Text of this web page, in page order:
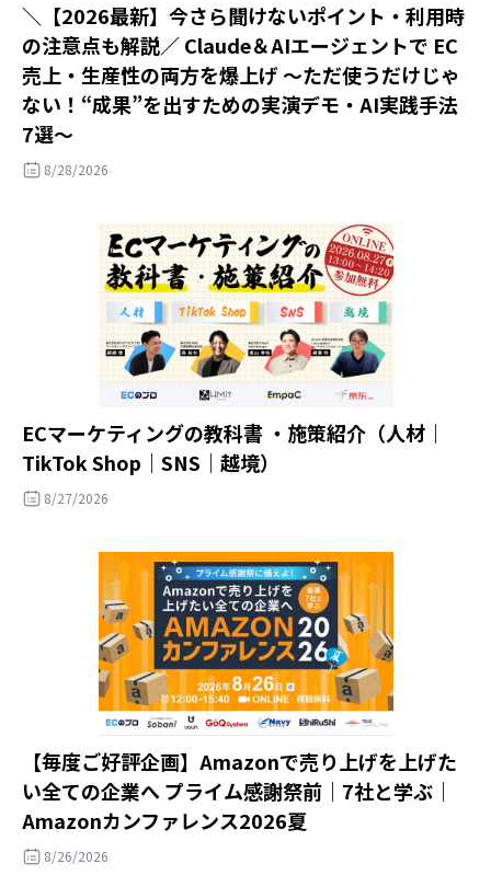
＼【2026最新】今さら聞けないポイント・利用時
の注意点も解説／ Claude＆AIエージェントで EC
売上・生産性の両方を爆上げ ～ただ使うだけじゃ
ない！“成果”を出すための実演デモ・AI実践手法
7選～
8/28/2026
ECマーケティングの教科書 ・施策紹介（人材｜
TikTok Shop｜SNS｜越境）
8/27/2026
【毎度ご好評企画】Amazonで売り上げを上げた
い全ての企業へ プライム感謝祭前｜7社と学ぶ｜
Amazonカンファレンス2026夏
8/26/2026